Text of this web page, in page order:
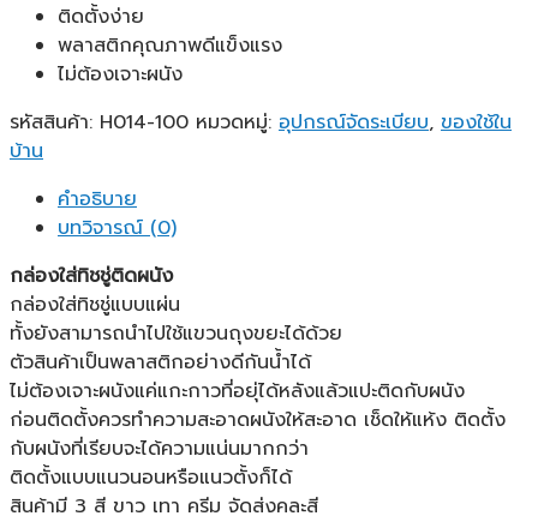
ติดตั้งง่าย
พลาสติกคุณภาพดีแข็งแรง
ไม่ต้องเจาะผนัง
รหัสสินค้า: H014-100 หมวดหมู่: อุปกรณ์จัดระเบียบ, ของใช้ใน
บ้าน
คำอธิบาย
บทวิจารณ์ (0)
กล่องใส่ทิชชู่ติดผนัง
กล่องใส่ทิชชู่แบบแผ่น
ทั้งยังสามารถนำไปใช้แขวนถุงขยะได้ด้วย
ตัวสินค้าเป็นพลาสติกอย่างดีกันน้ำได้
ไม่ต้องเจาะผนังแค่แกะกาวที่อยุ่ได้หลังแล้วแปะติดกับผนัง
ก่อนติดตั้งควรทำความสะอาดผนังให้สะอาด เช็ดให้แห้ง ติดตั้ง
กับผนังที่เรียบจะได้ความแน่นมากกว่า
ติดตั้งแบบแนวนอนหรือแนวตั้งก็ได้
สินค้ามี 3 สี ขาว เทา ครีม จัดส่งคละสี